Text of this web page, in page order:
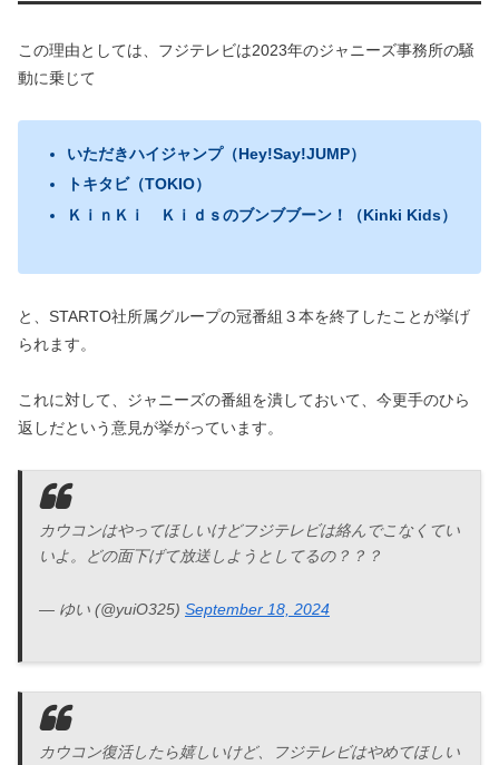
この理由としては、フジテレビは2023年のジャニーズ事務所の騒
動に乗じて
いただきハイジャンプ（Hey!Say!JUMP）
トキタビ（TOKIO）
ＫｉｎＫｉ Ｋｉｄｓのブンブブーン！（Kinki Kids）
と、STARTO社所属グループの冠番組３本を終了したことが挙げ
られます。
これに対して、ジャニーズの番組を潰しておいて、今更手のひら
返しだという意見が挙がっています。
カウコンはやってほしいけどフジテレビは絡んでこなくてい
いよ。どの面下げて放送しようとしてるの？？？
— ゆい (@yuiO325) September 18, 2024
カウコン復活したら嬉しいけど、フジテレビはやめてほしい